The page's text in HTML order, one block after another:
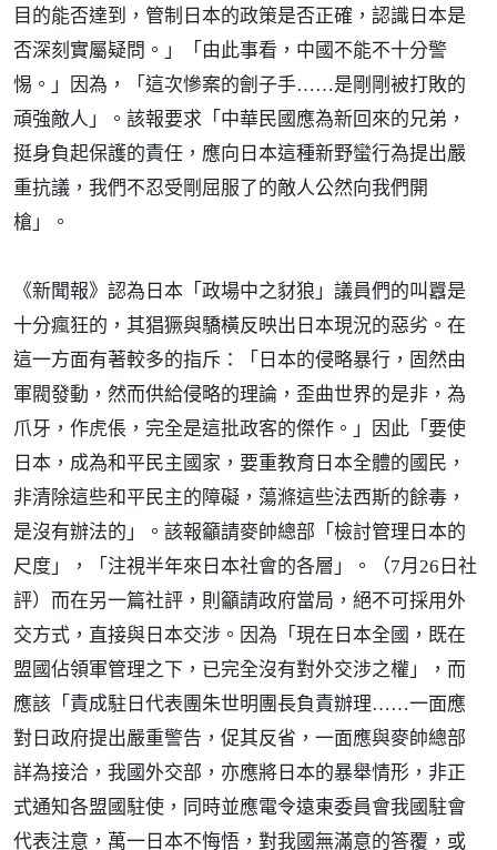
目的能否達到，管制日本的政策是否正確，認識日本是
否深刻實屬疑問。」「由此事看，中國不能不十分警
惕。」因為，「這次慘案的劊子手……是剛剛被打敗的
頑強敵人」。該報要求「中華民國應為新回來的兄弟，
挺身負起保護的責任，應向日本這種新野蠻行為提出嚴
重抗議，我們不忍受剛屈服了的敵人公然向我們開
槍」。
《新聞報》認為日本「政場中之豺狼」議員們的叫囂是
十分瘋狂的，其猖獗與驕橫反映出日本現況的惡劣。在
這一方面有著較多的指斥：「日本的侵略暴行，固然由
軍閥發動，然而供給侵略的理論，歪曲世界的是非，為
爪牙，作虎倀，完全是這批政客的傑作。」因此「要使
日本，成為和平民主國家，要重教育日本全體的國民，
非清除這些和平民主的障礙，蕩滌這些法西斯的餘毒，
是沒有辦法的」。該報籲請麥帥總部「檢討管理日本的
尺度」，「注視半年來日本社會的各層」。（7月26日社
評）而在另一篇社評，則籲請政府當局，絕不可採用外
交方式，直接與日本交涉。因為「現在日本全國，既在
盟國佔領軍管理之下，已完全沒有對外交涉之權」，而
應該「責成駐日代表團朱世明團長負責辦理……一面應
對日政府提出嚴重警告，促其反省，一面應與麥帥總部
詳為接洽，我國外交部，亦應將日本的暴舉情形，非正
式通知各盟國駐使，同時並應電令遠東委員會我國駐會
代表注意，萬一日本不悔悟，對我國無滿意的答覆，或